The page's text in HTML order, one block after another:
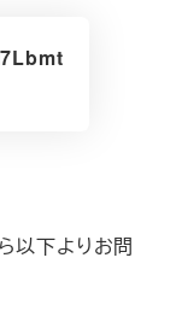
以下よりお問